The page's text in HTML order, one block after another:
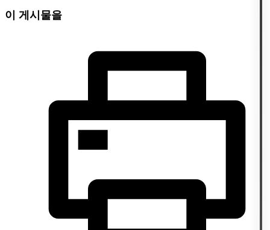
이 게시물을